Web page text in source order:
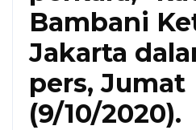
Bambani
Jakarta
pers, Jumat
(9/10/2020).